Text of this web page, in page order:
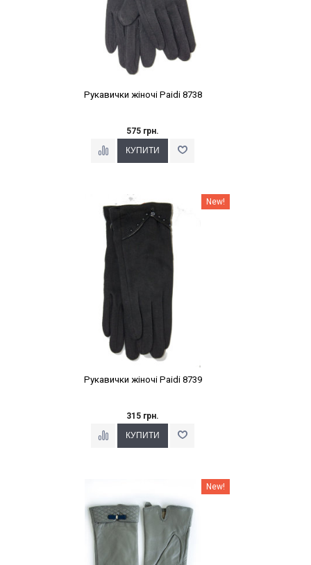
Рукавички жіночі Paidi 8738
575 грн.
Наклейки Варіант з % New!
Рукавички жіночі Paidi 8739
315 грн.
New!